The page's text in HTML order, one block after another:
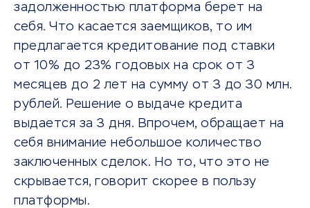
задолженностью платформа берет на
себя. Что касается заемщиков, то им
предлагается кредитование под ставки
от 10% до 23% годовых на срок от 3
месяцев до 2 лет на сумму от 3 до 30 млн.
рублей. Решение о выдаче кредита
выдается за 3 дня. Впрочем, обращает на
себя внимание небольшое количество
заключенных сделок. Но то, что это не
скрывается, говорит скорее в пользу
платформы.